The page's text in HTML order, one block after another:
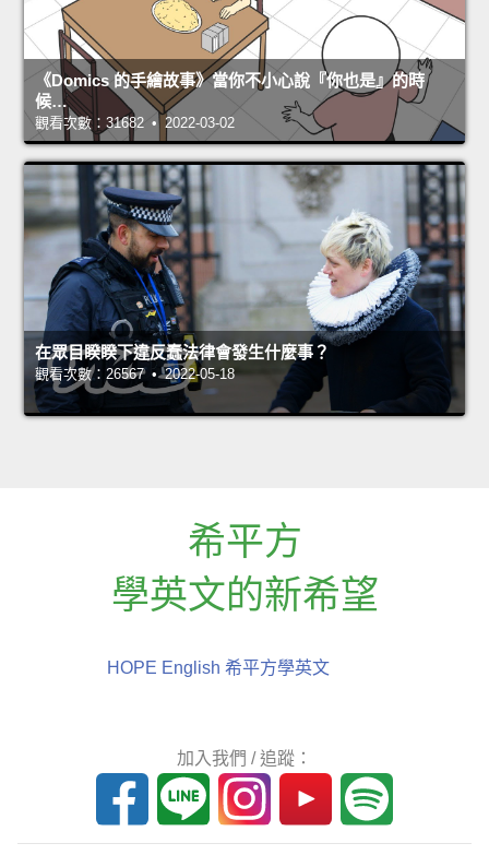
《Domics 的手繪故事》當你不小心說『你也是』的時
候…
觀看次數：31682 • 2022-03-02
在眾目睽睽下違反蠢法律會發生什麼事？
觀看次數：26567 • 2022-05-18
希平方
學英文的新希望
HOPE English 希平方學英文
加入我們 / 追蹤：